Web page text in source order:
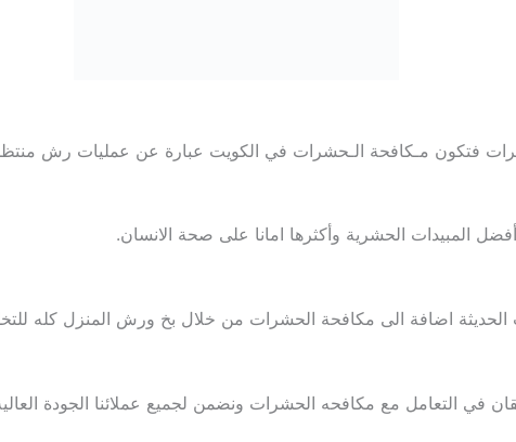
فتكون مـكافحة الـحشرات في الكويت عبارة عن عمليات رش
المبيدات الحشرية وأكثرها امانا على صحة الانسان.
اضافة الى مكافحة الحشرات من خلال بخ ورش المنزل كله
في التعامل مع مكافحه الحشرات ونضمن لجميع عملائنا الجودة